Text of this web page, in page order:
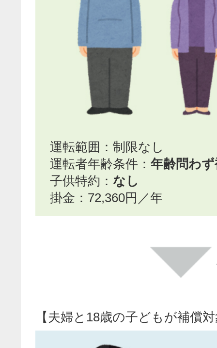
運転範囲：制限なし
運転者年齢条件： 年齢問わ
子供特約： なし
掛金：72,360円／年
【夫婦と18歳の子どもが補償